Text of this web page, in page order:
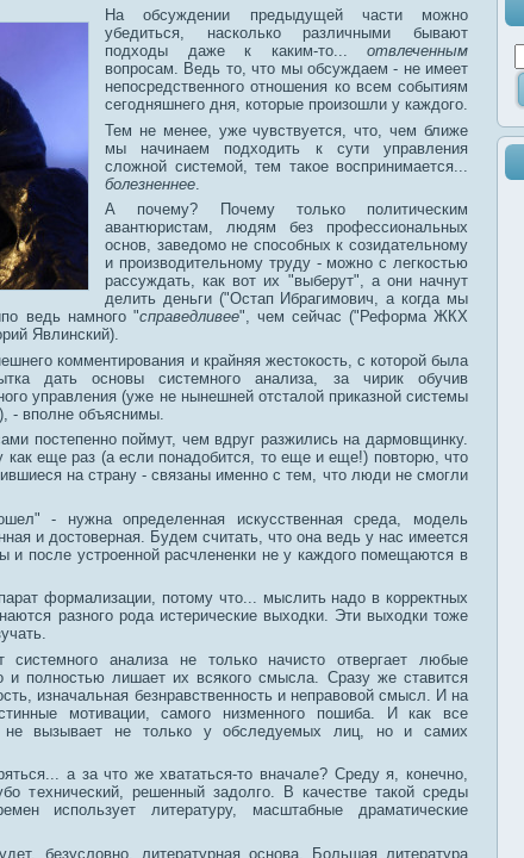
На обсуждении предыдущей части можно
убедиться, насколько различными бывают
подходы даже к каким-то... отвлеченным
вопросам. Ведь то, что мы обсуждаем - не имеет
непосредственного отношения ко всем событиям
сегодняшнего дня, которые произошли у каждого.
Тем не менее, уже чувствуется, что, чем ближе
мы начинаем подходить к сути управления
сложной системой, тем такое воспринимается...
болезненнее
А почему? Почему только политическим
авантюристам, людям без профессиональных
основ, заведомо не способных к созидательному
и производительному труду - можно с легкостью
рассуждать, как вот их "выберут", а они начнут
делить деньги ("Остап Ибрагимович, а когда мы
ведь намного "справедливее", чем сейчас ("Реформа ЖКХ
Явлинский).
комментирования и крайняя жестокость, с которой была
дать основы системного анализа, за чирик обучив
управления (уже не нынешней отсталой приказной системы
- вполне объяснимы.
постепенно поймут, чем вдруг разжились на дармовщинку.
еще раз (а если понадобится, то еще и еще!) повторю, что
на страну - связаны именно с тем, что люди не смогли
- нужна определенная искусственная среда, модель
и достоверная. Будем считать, что она ведь у нас имеется
после устроенной расчлененки не у каждого помещаются в
формализации, потому что... мыслить надо в корректных
разного рода истерические выходки. Эти выходки тоже
системного анализа не только начисто отвергает любые
и полностью лишает их всякого смысла. Сразу же ставится
изначальная безнравственность и неправовой смысл. И на
мотивации, самого низменного пошиба. И как все
не вызывает не только у обследуемых лиц, но и самих
а за что же хвататься-то вначале? Среду я, конечно,
технический, решенный задолго. В качестве такой среды
использует литературу, масштабные драматические
безусловно, литературная основа. Большая литература